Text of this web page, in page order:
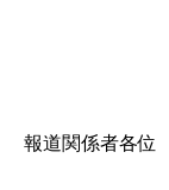
報道関係者各位